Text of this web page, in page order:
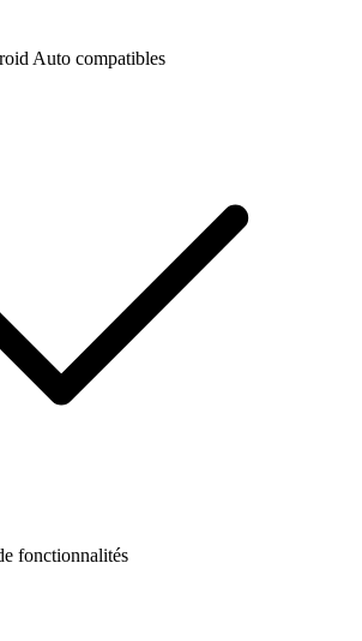
Auto compatibles
fonctionnalités